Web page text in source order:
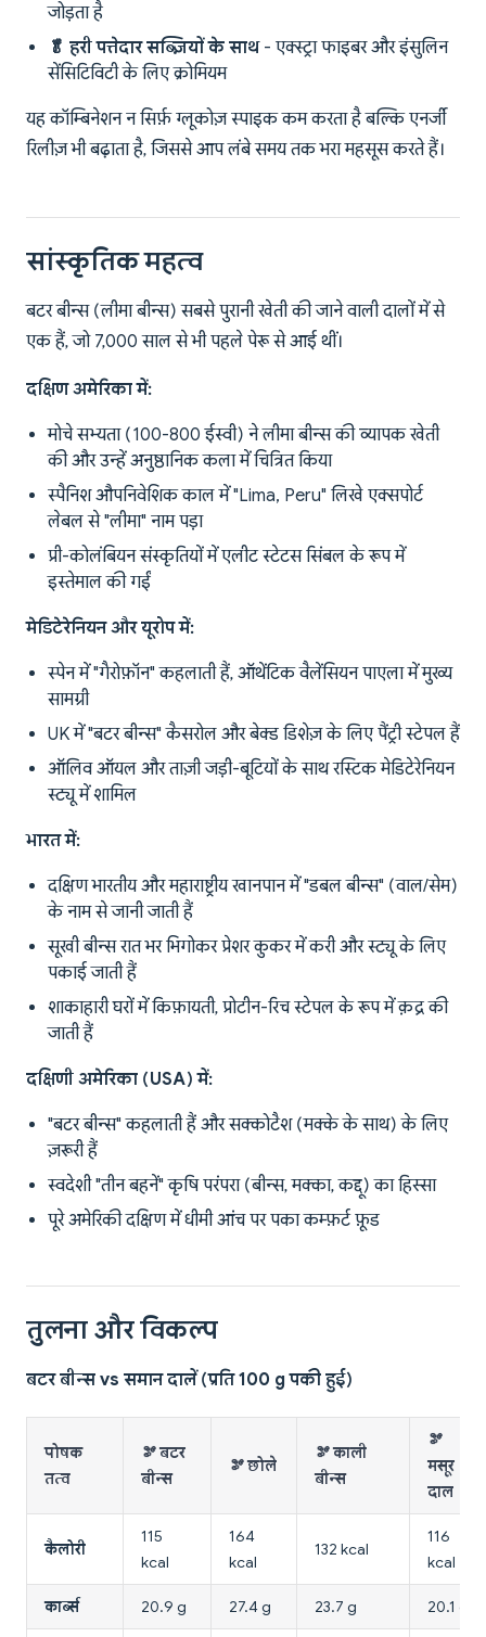
जोड़ता है
🥬 हरी पत्तेदार सब्ज़ियों के साथ- एक्स्ट्रा फाइबर और इंसुलिन
सेंसिटिविटी के लिए क्रोमियम
यह कॉम्बिनेशन न सिर्फ़ ग्लूकोज़ स्पाइक कम करता है बल्कि एनर्जी
रिलीज़ भी बढ़ाता है, जिससे आप लंबे समय तक भरा महसूस करते हैं।
सांस्कृतिक महत्व
बटर बीन्स (लीमा बीन्स) सबसे पुरानी खेती की जाने वाली दालों में से
एक हैं, जो 7,000 साल से भी पहले पेरू से आई थीं।
दक्षिण अमेरिका में:
मोचे सभ्यता (100-800 ईस्वी) ने लीमा बीन्स की व्यापक खेती
की और उन्हें अनुष्ठानिक कला में चित्रित किया
स्पैनिश औपनिवेशिक काल में "Lima, Peru" लिखे एक्सपोर्ट
लेबल से "लीमा" नाम पड़ा
प्री-कोलंबियन संस्कृतियों में एलीट स्टेटस सिंबल के रूप में
इस्तेमाल की गईं
मेडिटेरेनियन और यूरोप में:
स्पेन में "गैरोफ़ॉन" कहलाती हैं, ऑथेंटिक वैलेंसियन पाएला में मुख्य
सामग्री
UK में "बटर बीन्स" कैसरोल और बेक्ड डिशेज़ के लिए पैंट्री स्टेपल हैं
ऑलिव ऑयल और ताज़ी जड़ी-बूटियों के साथ रस्टिक मेडिटेरेनियन
स्ट्यू में शामिल
भारत में:
दक्षिण भारतीय और महाराष्ट्रीय खानपान में "डबल बीन्स" (वाल/सेम)
के नाम से जानी जाती हैं
सूखी बीन्स रात भर भिगोकर प्रेशर कुकर में करी और स्ट्यू के लिए
पकाई जाती हैं
शाकाहारी घरों में किफ़ायती, प्रोटीन-रिच स्टेपल के रूप में क़द्र की
जाती हैं
दक्षिणी अमेरिका (USA) में:
"बटर बीन्स" कहलाती हैं और सक्कोटैश (मक्के के साथ) के लिए
ज़रूरी हैं
स्वदेशी "तीन बहनें" कृषि परंपरा (बीन्स, मक्का, कद्दू) का हिस्सा
पूरे अमेरिकी दक्षिण में धीमी आंच पर पका कम्फ़र्ट फ़ूड
तुलना और विकल्प
बटर बीन्स vs समान दालें (प्रति 100 g पकी हुई)
पोषक
तत्व
🫘 बटर
बीन्स
🫘 छोले
🫘 काली
बीन्स
🫘
मसूर
दाल
कैलोरी
115
kcal
164
kcal
132 kcal
116
kcal
कार्ब्स 20.9 g 27.4 g 23.7 g 20.1 g